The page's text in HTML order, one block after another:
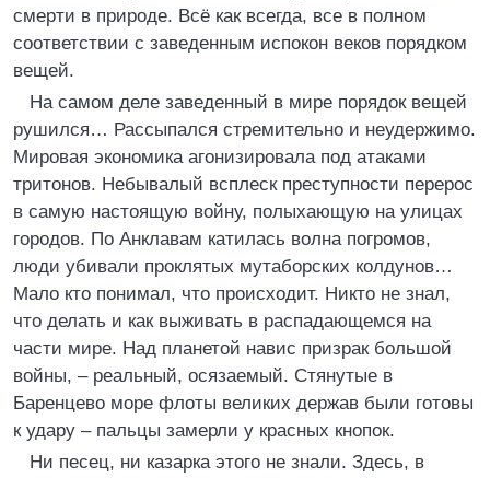
смерти в природе. Всё как всегда, все в полном
соответствии с заведенным испокон веков порядком
вещей.
На самом деле заведенный в мире порядок вещей
рушился… Рассыпался стремительно и неудержимо.
Мировая экономика агонизировала под атаками
тритонов. Небывалый всплеск преступности перерос
в самую настоящую войну, полыхающую на улицах
городов. По Анклавам катилась волна погромов,
люди убивали проклятых мутаборских колдунов…
Мало кто понимал, что происходит. Никто не знал,
что делать и как выживать в распадающемся на
части мире. Над планетой навис призрак большой
войны, – реальный, осязаемый. Стянутые в
Баренцево море флоты великих держав были готовы
к удару – пальцы замерли у красных кнопок.
Ни песец, ни казарка этого не знали. Здесь, в